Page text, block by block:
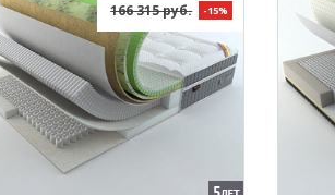
166 315 руб. -15%